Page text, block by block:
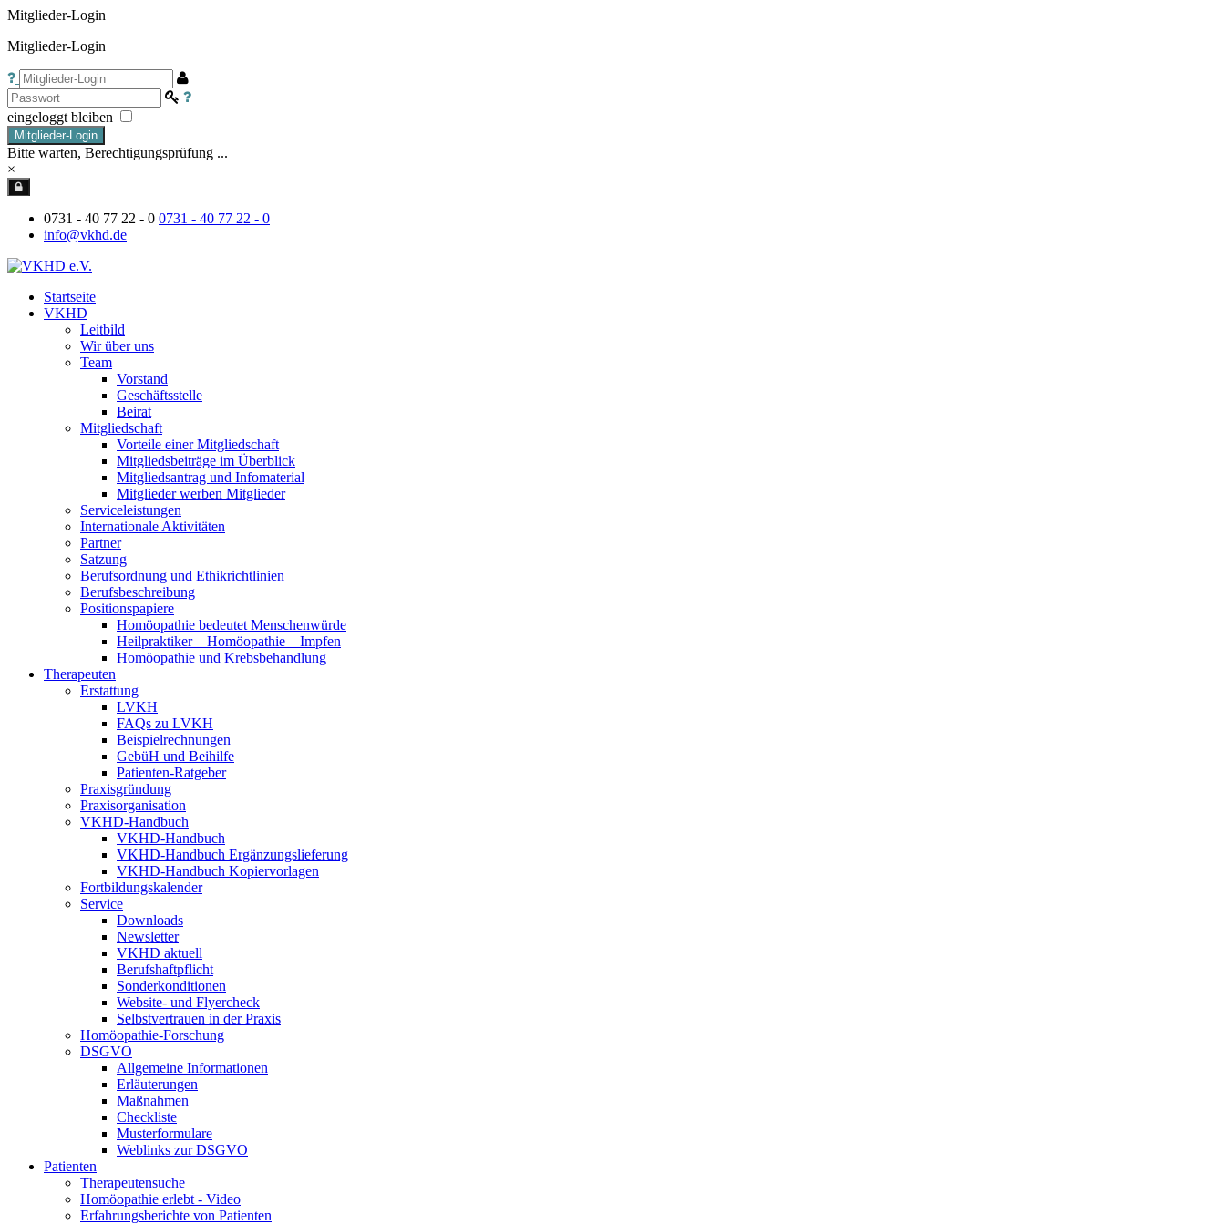
Mitglieder-Login
Mitglieder-Login
eingeloggt bleiben
Mitglieder-Login
Bitte warten, Berechtigungsprüfung ...
×
0731 - 40 77 22 - 0 0731 - 40 77 22 - 0
info@vkhd.de
Startseite
VKHD
Leitbild
Wir über uns
Team
Vorstand
Geschäftsstelle
Beirat
Mitgliedschaft
Vorteile einer Mitgliedschaft
Mitgliedsbeiträge im Überblick
Mitgliedsantrag und Infomaterial
Mitglieder werben Mitglieder
Serviceleistungen
Internationale Aktivitäten
Partner
Satzung
Berufsordnung und Ethikrichtlinien
Berufsbeschreibung
Positionspapiere
Homöopathie bedeutet Menschenwürde
Heilpraktiker – Homöopathie – Impfen
Homöopathie und Krebsbehandlung
Therapeuten
Erstattung
LVKH
FAQs zu LVKH
Beispielrechnungen
GebüH und Beihilfe
Patienten-Ratgeber
Praxisgründung
Praxisorganisation
VKHD-Handbuch
VKHD-Handbuch
VKHD-Handbuch Ergänzungslieferung
VKHD-Handbuch Kopiervorlagen
Fortbildungskalender
Service
Downloads
Newsletter
VKHD aktuell
Berufshaftpflicht
Sonderkonditionen
Website- und Flyercheck
Selbstvertrauen in der Praxis
Homöopathie-Forschung
DSGVO
Allgemeine Informationen
Erläuterungen
Maßnahmen
Checkliste
Musterformulare
Weblinks zur DSGVO
Patienten
Therapeutensuche
Homöopathie erlebt - Video
Erfahrungsberichte von Patienten